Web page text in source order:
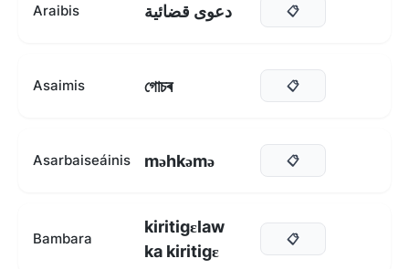
Araibis دعوى قضائية 📋
Asaimis গোচৰ 📋
Asarbaiseáinis məhkəmə 📋
Bambara
kiritigɛlaw
ka kiritigɛ
📋